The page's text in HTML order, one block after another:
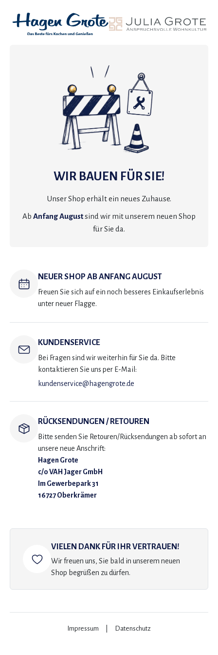
WIR BAUEN FÜR SIE!
Unser Shop erhält ein neues Zuhause.
Ab Anfang Augustsind wir mit unserem neuen Shop
für Sie da.
NEUER SHOP AB ANFANG AUGUST
Freuen Sie sich auf ein noch besseres Einkaufserlebnis
unter neuer Flagge.
KUNDENSERVICE
Bei Fragen sind wir weiterhin für Sie da. Bitte
kontaktieren Sie uns per E-Mail:
kundenservice@hagengrote.de
RÜCKSENDUNGEN / RETOUREN
Bitte senden Sie Retouren/Rücksendungen ab sofort an
unsere neue Anschrift:
Hagen Grote
c/o VAH Jager GmbH
Im Gewerbepark 31
16727 Oberkrämer
VIELEN DANK FÜR IHR VERTRAUEN!
Wir freuen uns, Sie bald in unserem neuen
Shop begrüßen zu dürfen.
Impressum Datenschutz